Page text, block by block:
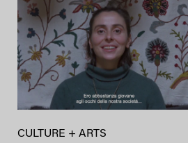
CULTURE + ARTS